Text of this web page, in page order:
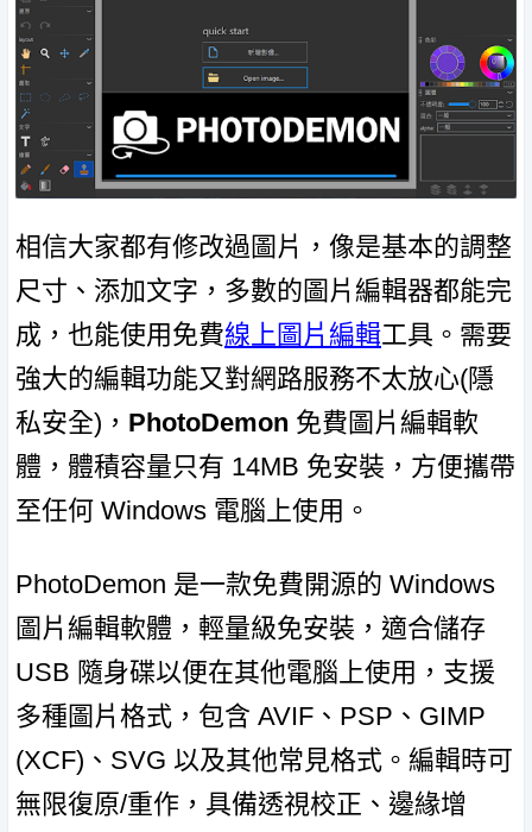
相信大家都有修改過圖片，像是基本的調整
尺寸、添加文字，多數的圖片編輯器都能完
成，也能使用免費線上圖片編輯工具。需要
強大的編輯功能又對網路服務不太放心(隱
私安全)， PhotoDemon 免費圖片編輯軟
體，體積容量只有 14MB 免安裝，方便攜帶
至任何 Windows 電腦上使用。
PhotoDemon 是一款免費開源的 Windows
圖片編輯軟體，輕量級免安裝，適合儲存
USB 隨身碟以便在其他電腦上使用，支援
多種圖片格式，包含 AVIF、PSP、GIMP
(XCF)、SVG 以及其他常見格式。編輯時可
無限復原/重作，具備透視校正、邊緣增